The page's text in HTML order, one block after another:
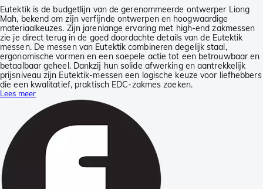
Eutektik is de budgetlijn van de gerenommeerde ontwerper Liong
Mah, bekend om zijn verfijnde ontwerpen en hoogwaardige
materiaalkeuzes. Zijn jarenlange ervaring met high-end zakmessen
zie je direct terug in de goed doordachte details van de Eutektik
messen. De messen van Eutektik combineren degelijk staal,
ergonomische vormen en een soepele actie tot een betrouwbaar en
betaalbaar geheel. Dankzij hun solide afwerking en aantrekkelijk
prijsniveau zijn Eutektik-messen een logische keuze voor liefhebbers
die een kwalitatief, praktisch EDC-zakmes zoeken.
Lees meer